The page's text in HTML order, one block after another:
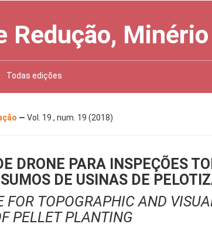
Redução,
Todas edições
— Vol. 19 , num. 19 (2018)
DRONE PARA INSPEÇÕES
DE USINAS DE
FOR TOPOGRAPHIC AND
PELLET PLANTING